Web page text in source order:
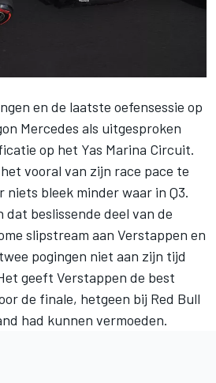
en de laatste oefensessie op
Mercedes als uitgesproken
op het Yas Marina Circuit.
vooral van zijn race pace te
niets bleek minder waar in Q3.
dat beslissende deel van de
slipstream aan Verstappen en
pogingen niet aan zijn tijd
geeft Verstappen de best
de finale, hetgeen bij Red Bull
had kunnen vermoeden.